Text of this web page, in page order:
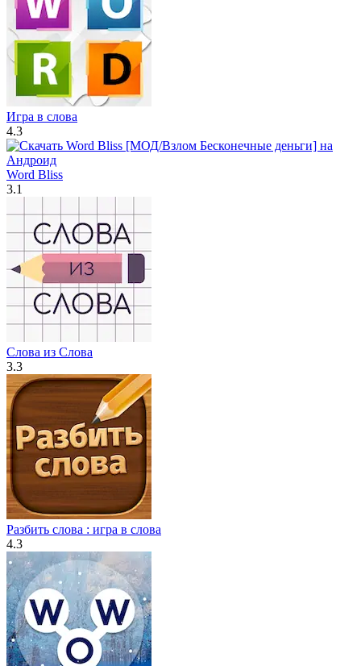
Игра в слова
4.3
Word Bliss
3.1
Слова из Слова
3.3
Разбить слова : игра в слова
4.3